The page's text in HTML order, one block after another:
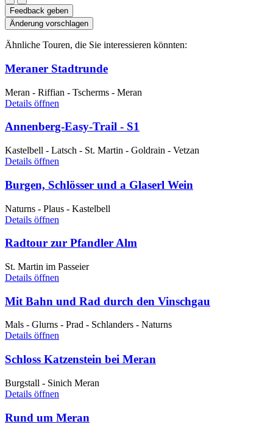
Feedback geben
Änderung vorschlagen
Ähnliche Touren, die Sie interessieren könnten:
Meraner Stadtrunde
Meran - Riffian - Tscherms - Meran
Details öffnen
Annenberg-Easy-Trail - S1
Kastelbell - Latsch - St. Martin - Goldrain - Vetzan
Details öffnen
Burgen, Schlösser und a Glaserl Wein
Naturns - Plaus - Kastelbell
Details öffnen
Radtour zur Pfandler Alm
St. Martin im Passeier
Details öffnen
Mit Bahn und Rad durch den Vinschgau
Mals - Glurns - Prad - Schlanders - Naturns
Details öffnen
Schloss Katzenstein bei Meran
Burgstall - Sinich Meran
Details öffnen
Rund um Meran